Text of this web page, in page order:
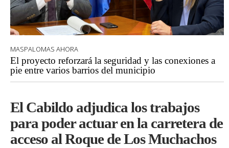
MASPALOMAS AHORA
El proyecto reforzará la seguridad y las conexiones a
pie entre varios barrios del municipio
El Cabildo adjudica los trabajos
para poder actuar en la carretera de
acceso al Roque de Los Muchachos